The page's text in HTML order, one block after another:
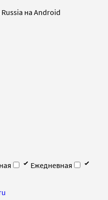
на Android
Ежедневная